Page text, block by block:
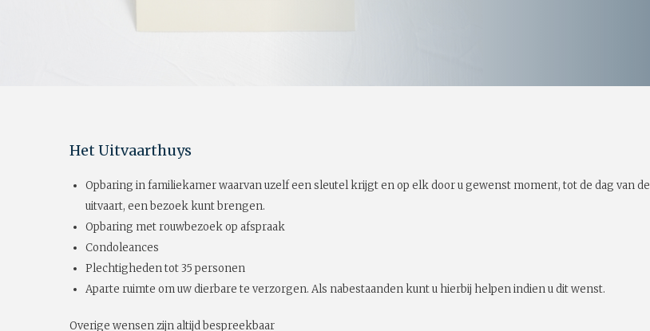
Het Uitvaarthuys
Opbaring in familiekamer waarvan uzelf een sleutel krijgt en op elk door u gewenst moment, tot de dag van de
uitvaart, een bezoek kunt brengen.
Opbaring met rouwbezoek op afspraak
Condoleances
Plechtigheden tot 35 personen
Aparte ruimte om uw dierbare te verzorgen. Als nabestaanden kunt u hierbij helpen indien u dit wenst.
Overige wensen zijn altijd bespreekbaar